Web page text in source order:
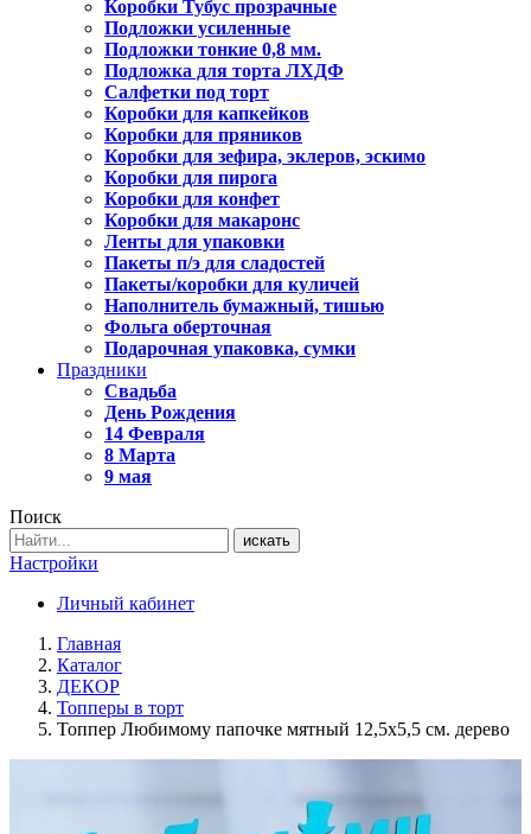
Коробки Тубус прозрачные
Подложки усиленные
Подложки тонкие 0,8 мм.
Подложка для торта ЛХДФ
Салфетки под торт
Коробки для капкейков
Коробки для пряников
Коробки для зефира, эклеров, эскимо
Коробки для пирога
Коробки для конфет
Коробки для макаронс
Ленты для упаковки
Пакеты п/э для сладостей
Пакеты/коробки для куличей
Наполнитель бумажный, тишью
Фольга оберточная
Подарочная упаковка, сумки
Праздники
Свадьба
День Рождения
14 Февраля
8 Марта
9 мая
Поиск
искать
Настройки
Личный кабинет
Главная
Каталог
ДЕКОР
Топперы в торт
Топпер Любимому папочке мятный 12,5х5,5 см. дерево